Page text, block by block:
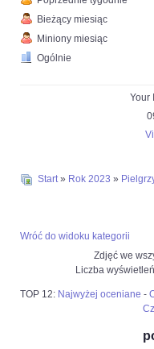
Bieżący miesiąc
Miniony miesiąc
Ogólnie
Your
Start» Rok 2023 »
Wróć do widoku kategorii
Zdjęć we
Liczba
TOP 12: Najwyżej oceniane -